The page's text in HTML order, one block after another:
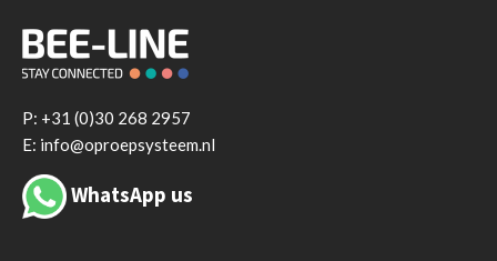
P: +31 (0)30 268 2957
E: info@oproepsysteem.nl
WhatsApp us